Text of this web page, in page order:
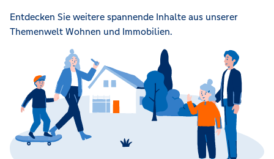
Entdecken Sie weitere spannende Inhalte aus unserer
Themenwelt Wohnen und Immobilien.